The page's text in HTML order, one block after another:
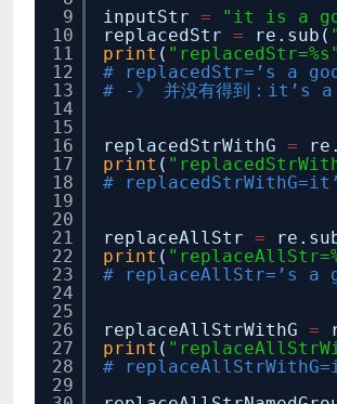
9
10
11
12
13
14
15
16
17
18
19
20
21
22
23
24
25
26
27
28
29
inputStr =
"it is a
replacedStr = re.sub(
print ( "replacedStr=%s"
# replacedStr=’s a
# -》 并没有得到：
replacedStrWithG =
print (
#
replaceAllStr =
print (
# replaceAllStr=’s a
replaceAllStrWithG =
print (
#